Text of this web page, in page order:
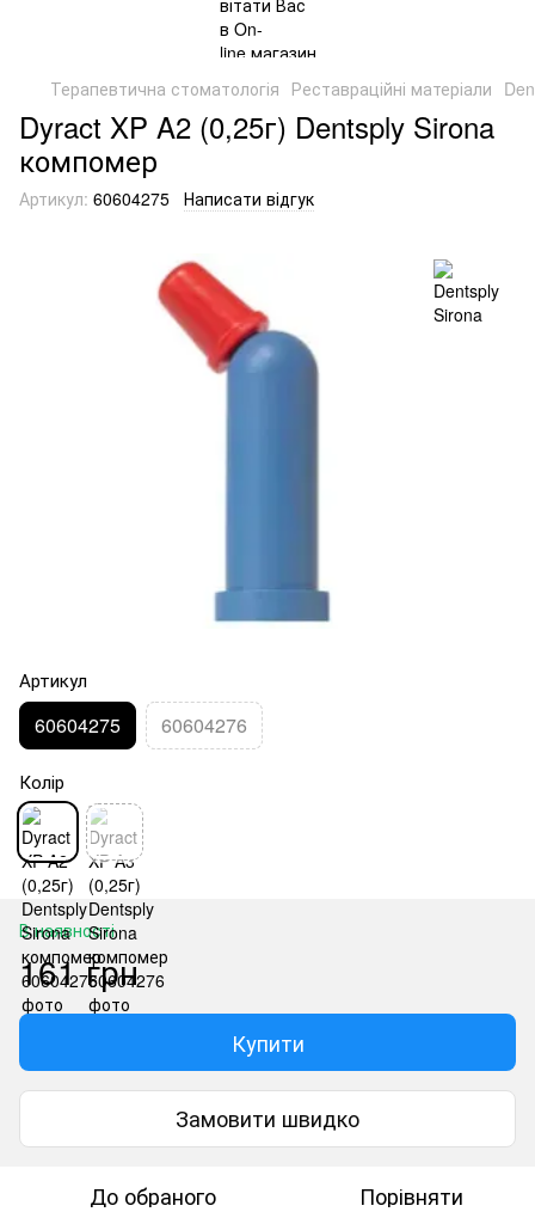
Терапевтична стоматологія Реставраційні матеріали
Dyract XP A2 (0,25г) Dentsply Sirona
компомер
Артикул: 60604275 Написати відгук
Артикул
60604275 60604276
Колір
В наявності
161 грн
Купити
Замовити швидко
До обраного Порівняти